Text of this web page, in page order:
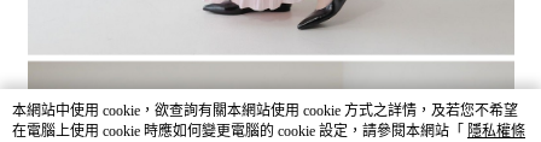
本網站中使用 cookie，欲查詢有關本網站使用 cookie 方式之詳情，及若您不希望
在電腦上使用 cookie 時應如何變更電腦的 cookie 設定，請參閱本網站「 隱私權條